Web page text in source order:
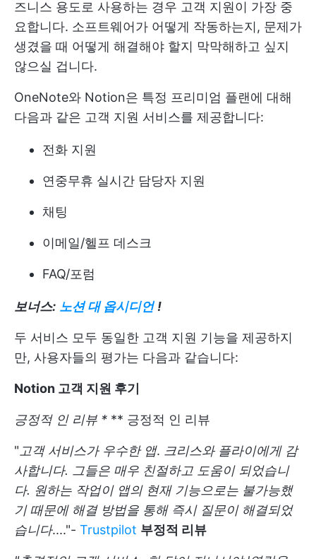
즈니스 용도로 사용하는 경우 고객 지원이 가장 중
요합니다. 소프트웨어가 어떻게 작동하는지, 문제가
생겼을 때 어떻게 해결해야 할지 막막해하고 싶지
않으실 겁니다.
OneNote와 Notion은 특정 프리미엄 플랜에 대해
다음과 같은 고객 지원 서비스를 제공합니다:
전화 지원
연중무휴 실시간 담당자 지원
채팅
이메일/헬프 데스크
FAQ/포럼
보너스: 노션 대 옵시디언 !
두 서비스 모두 동일한 고객 지원 기능을 제공하지
만, 사용자들의 평가는 다음과 같습니다:
Notion 고객 지원 후기
긍정적 인 리뷰 * ** 긍정적 인 리뷰
" 고객 서비스가 우수한 앱. 크리스와 플라이에게 감
사합니다. 그들은 매우 친절하고 도움이 되었습니
다. 원하는 작업이 앱의 현재 기능으로는 불가능했
기 때문에 해결 방법을 통해 즉시 질문이 해결되었
습니다...."- Trustpilot 부정적 리뷰